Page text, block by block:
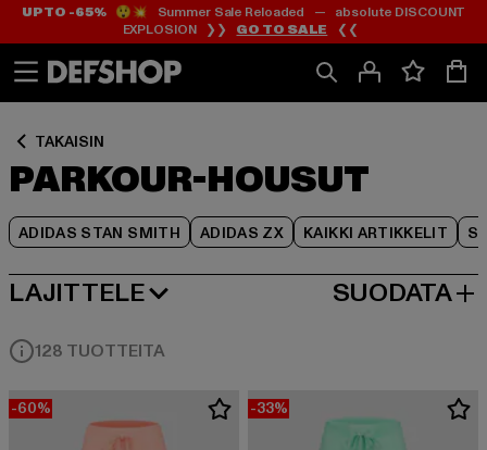
Siirry
Sisältö
Siirry
Footer
UP TO -65%😲💥 Summer Sale Reloaded — absolute DISCOUNT
EXPLOSION ❯❯ GO TO SALE ❮❮
TAKAISIN
PARKOUR-HOUSUT
ADIDAS STAN SMITH ADIDAS ZX KAIKKI ARTIKKELIT
Siirry
Tuoteruudukko
LAJITTELE
SUOSITUIMMAT SUODATA
128 TUOTTEITA
-60% -33%